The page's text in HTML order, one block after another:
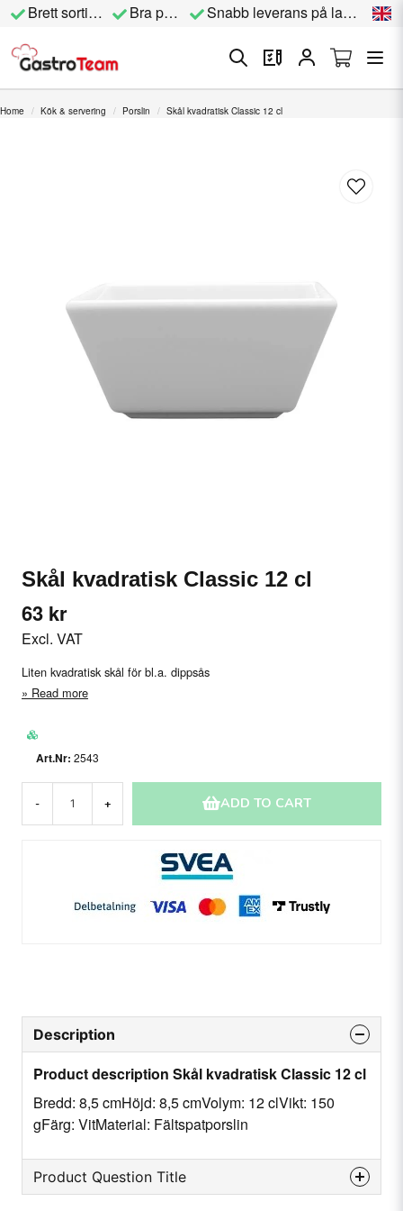
Brett sortiment Bra priser Snabb leverans på lagervara
Home Kök & servering Porslin Skål kvadratisk Classic 12 cl
Skål kvadratisk Classic 12 cl
63 kr
Excl. VAT
Liten kvadratisk skål för bl.a. dippsås
Read more
2543
- + ADD TO CART
Description
Product description Skål kvadratisk Classic 12 cl
Bredd: 8,5 cmHöjd: 8,5 cmVolym: 12 clVikt: 150
gFärg: VitMaterial: Fältspatporslin
Product Question Title